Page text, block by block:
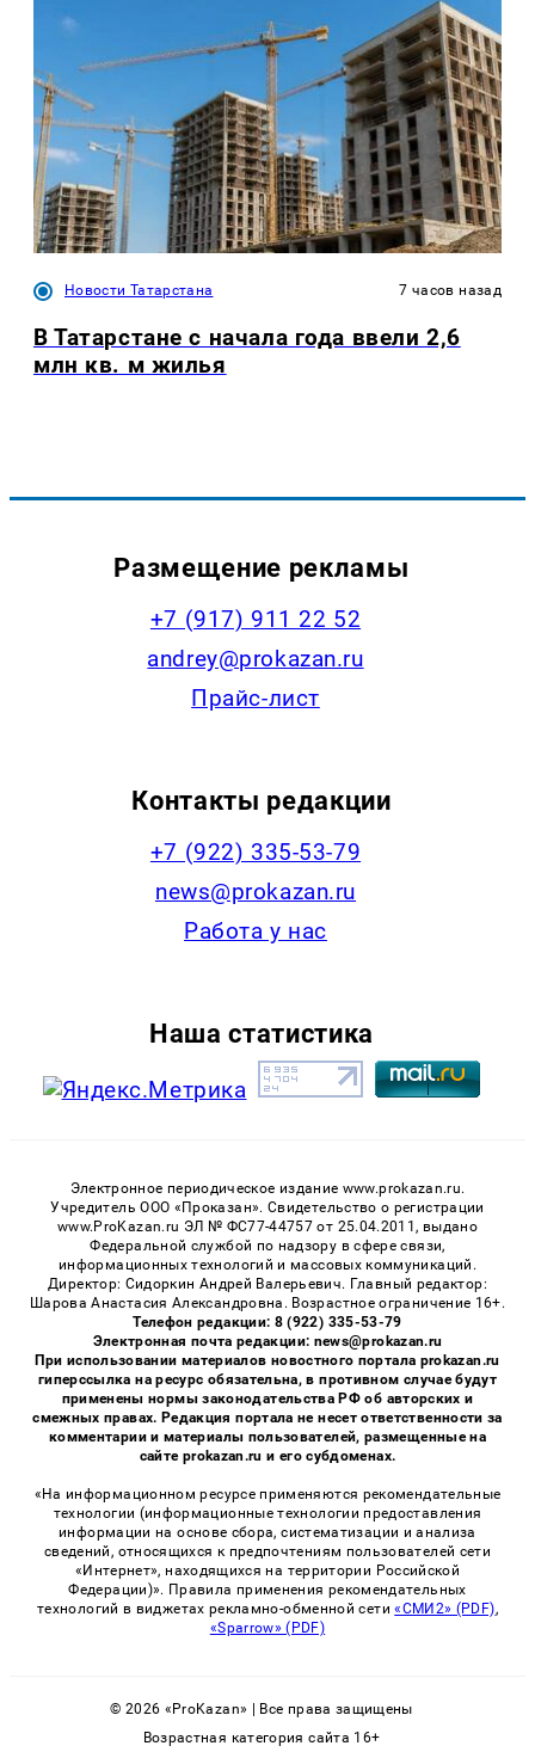
Новости Татарстана 7 часов назад
В Татарстане с начала года ввели 2,6
млн кв. м жилья
Размещение рекламы
+7 (917) 911 22 52
andrey@prokazan.ru
Прайс-лист
Контакты редакции
+7 (922) 335-53-79
news@prokazan.ru
Работа у нас
Наша статистика
Электронное периодическое издание www.prokazan.ru.
Учредитель ООО «Проказан». Cвидетельство о регистрации
www.ProKazan.ru ЭЛ № ФС77-44757 от 25.04.2011, выдано
Федеральной службой по надзору в сфере связи,
информационных технологий и массовых коммуникаций.
Директор: Сидоркин Андрей Валерьевич. Главный редактор:
Шарова Анастасия Александровна. Возрастное ограничение 16+.
Телефон редакции: 8 (922) 335-53-79
Электронная почта редакции: news@prokazan.ru
При использовании материалов новостного портала prokazan.ru
гиперссылка на ресурс обязательна, в противном случае будут
применены нормы законодательства РФ об авторских и
смежных правах. Редакция портала не несет ответственности за
комментарии и материалы пользователей, размещенные на
сайте prokazan.ru и его субдоменах.
«На информационном ресурсе применяются рекомендательные
технологии (информационные технологии предоставления
информации на основе сбора, систематизации и анализа
сведений, относящихся к предпочтениям пользователей сети
«Интернет», находящихся на территории Российской
Федерации)». Правила применения рекомендательных
технологий в виджетах рекламно-обменной сети«СМИ2» (PDF),
«Sparrow» (PDF)
© 2026 «ProKazan» | Все права защищены
Возрастная категория сайта 16+